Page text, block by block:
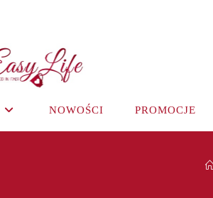
NOWOŚCI PROMOCJE